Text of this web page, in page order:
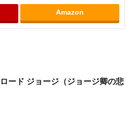
Amazon
ード ジョージ（ジョージ卿の悲